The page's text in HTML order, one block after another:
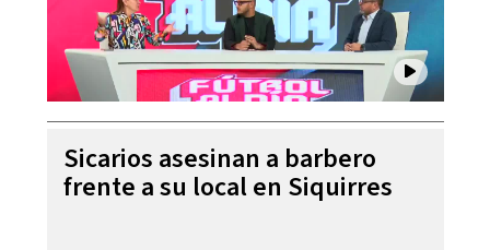
Sicarios asesinan a barbero
frente a su local en Siquirres